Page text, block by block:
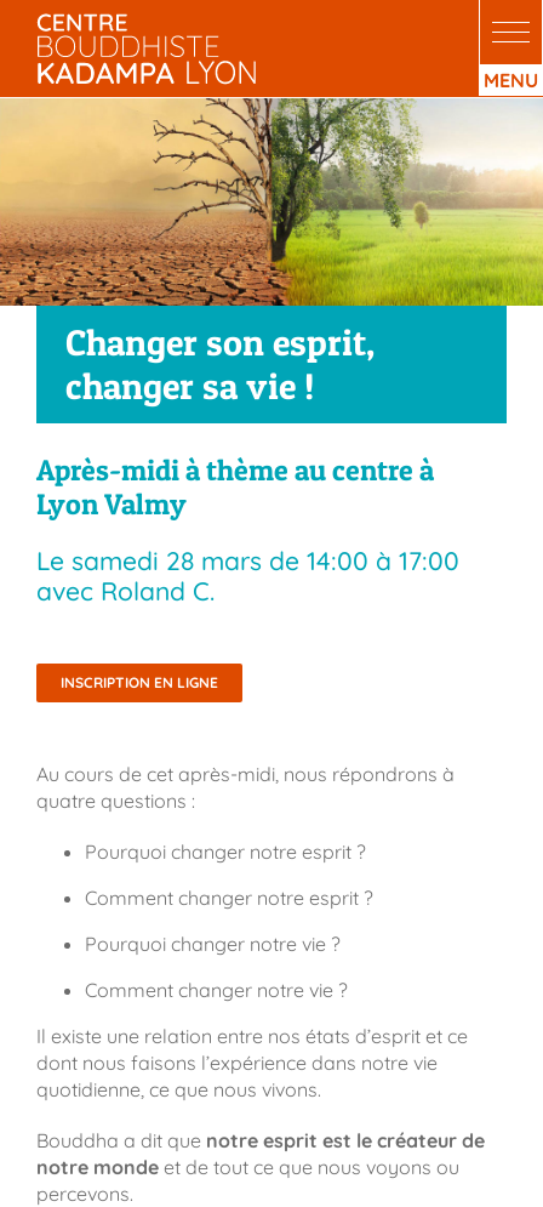
Passer
contenu
Changer son esprit,
changer sa vie !
Après-midi à thème au centre à
Lyon Valmy
Le samedi 28 mars de 14:00 à 17:00
avec Roland C.
INSCRIPTION EN LIGNE
Au cours de cet après-midi, nous répondrons à
quatre questions :
Pourquoi changer notre esprit ?
Comment changer notre esprit ?
Pourquoi changer notre vie ?
Comment changer notre vie ?
Il existe une relation entre nos états d’esprit et ce
dont nous faisons l’expérience dans notre vie
quotidienne, ce que nous vivons.
Bouddha a dit que notre esprit est le créateur de
notre mondeet de tout ce que nous voyons ou
percevons.